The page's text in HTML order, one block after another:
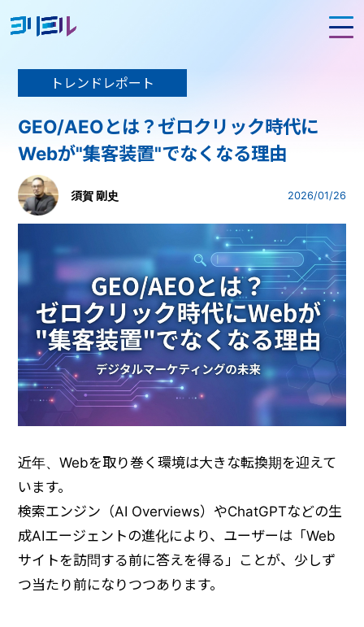
トレンドレポート
GEO/AEOとは？ゼロクリック時代に
Webが"集客装置"でなくなる理由
須賀 剛史 2026/01/26
近年、Webを取り巻く環境は大きな転換期を迎えて
います。
検索エンジン（AI Overviews）やChatGPTなどの生
成AIエージェントの進化により、ユーザーは「Web
サイトを訪問する前に答えを得る」ことが、少しず
つ当たり前になりつつあります。